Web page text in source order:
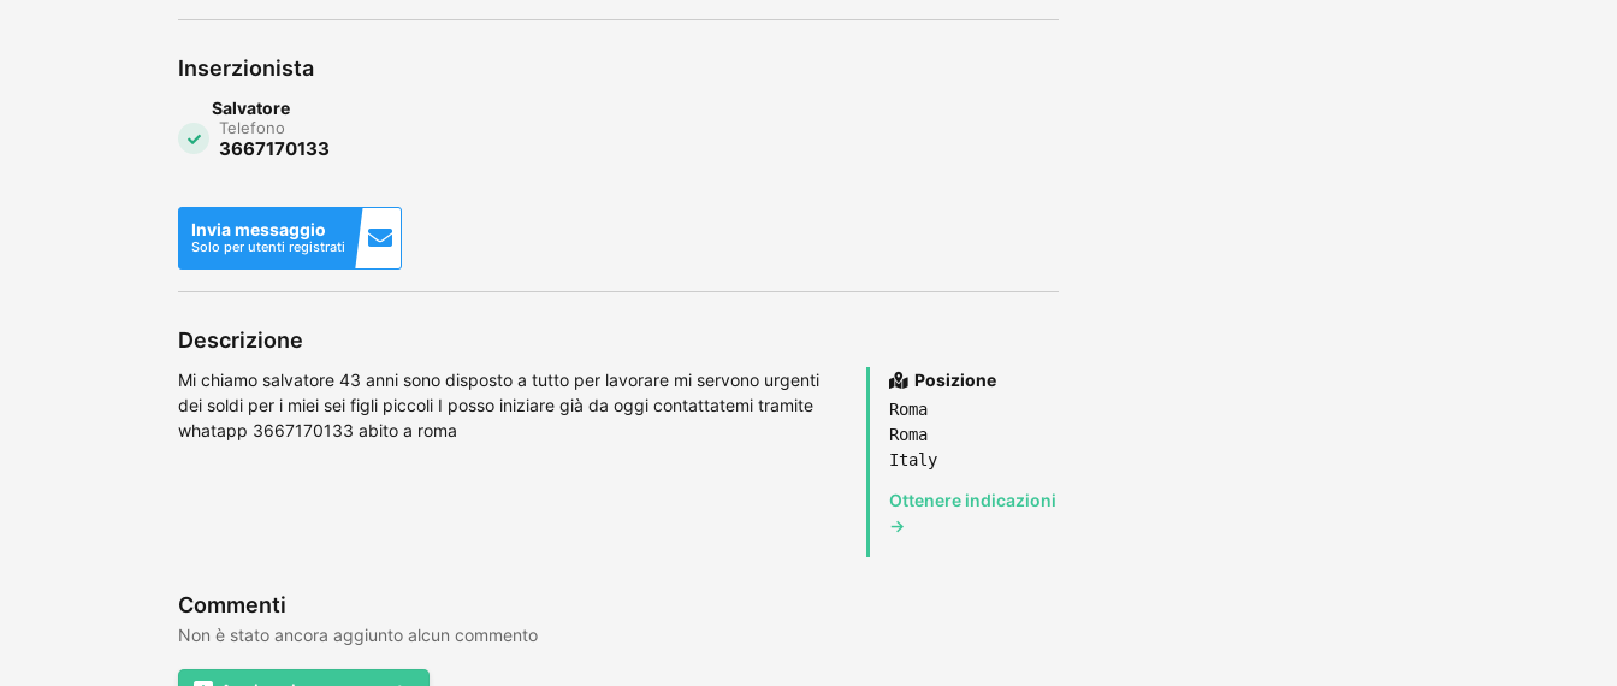
Inserzionista
Salvatore
Telefono
3667170133
Invia messaggio
Solo per utenti registrati
Descrizione
Mi chiamo salvatore 43 anni sono disposto a tutto per lavorare mi servono urgenti
dei soldi per i miei sei figli piccoli I posso iniziare già da oggi contattatemi tramite
whatapp 3667170133 abito a roma
Posizione
Roma
Roma
Italy
Ottenere indicazioni
→
Commenti
Non è stato ancora aggiunto alcun commento